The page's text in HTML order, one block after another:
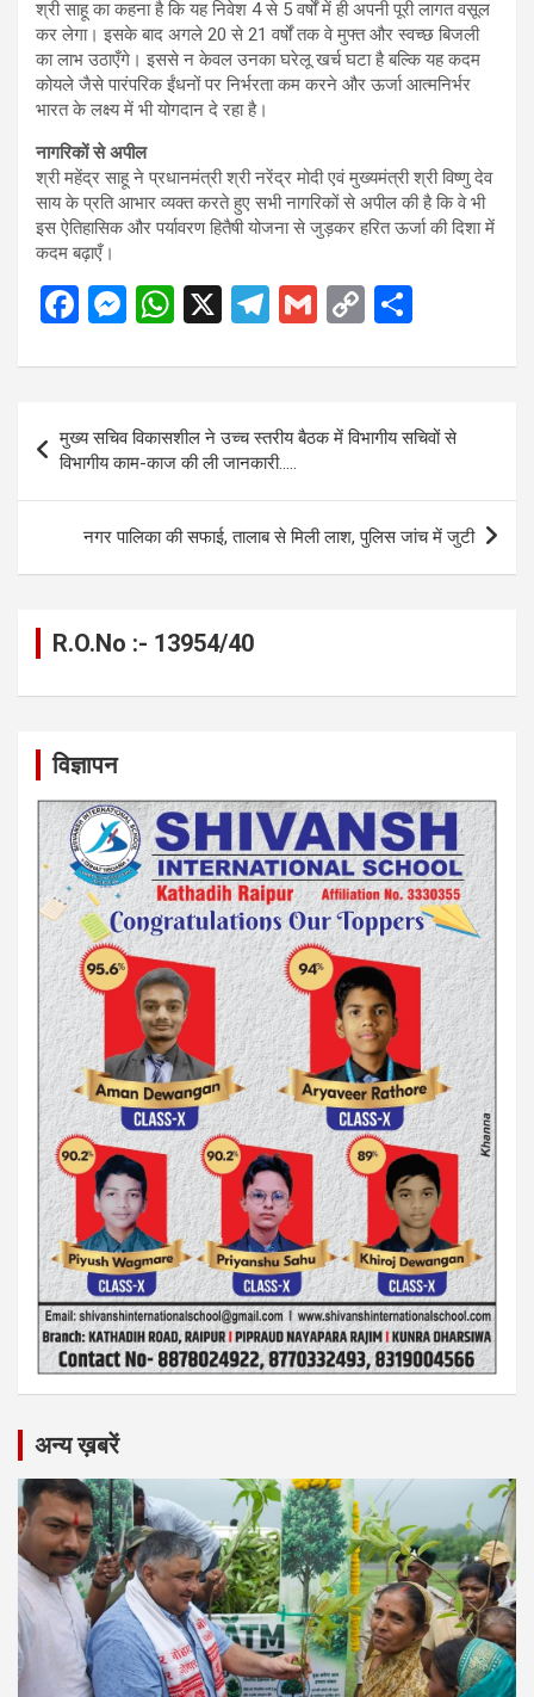
श्री साहू का कहना है कि यह निवेश 4 से 5 वर्षों में ही अपनी पूरी लागत वसूल
कर लेगा। इसके बाद अगले 20 से 21 वर्षों तक वे मुफ्त और स्वच्छ बिजली
का लाभ उठाएँगे। इससे न केवल उनका घरेलू खर्च घटा है बल्कि यह कदम
कोयले जैसे पारंपरिक ईंधनों पर निर्भरता कम करने और ऊर्जा आत्मनिर्भर
भारत के लक्ष्य में भी योगदान दे रहा है।
नागरिकों से अपील
श्री महेंद्र साहू ने प्रधानमंत्री श्री नरेंद्र मोदी एवं मुख्यमंत्री श्री विष्णु देव
साय के प्रति आभार व्यक्त करते हुए सभी नागरिकों से अपील की है कि वे भी
इस ऐतिहासिक और पर्यावरण हितैषी योजना से जुड़कर हरित ऊर्जा की दिशा में
कदम बढ़ाएँ।
F
ce
o
o
k
M
se
n
g
er
W
at
s
A
p
p
X
T
e
gr
a
m
G
ail
C
py
Li
n
k
ar
e
navigation
मुख्य सचिव विकासशील ने उच्च स्तरीय बैठक में विभागीय सचिवों से
विभागीय काम-काज की ली जानकारी…..
नगर पालिका की सफाई, तालाब से मिली लाश, पुलिस जांच में जुटी
R.O.No :- 13954/40
विज्ञापन
अन्य ख़बरें